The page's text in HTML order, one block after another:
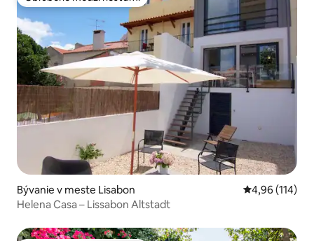
Obľúbené medzi hosťami
Bývanie v meste Lisabon Priemerné
4,96 (114)
Helena Casa – Lissabon Altstadt